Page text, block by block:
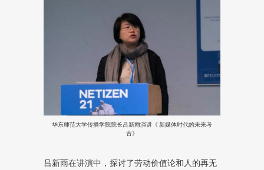
华东师范大学传播学院院长吕新雨演讲《 新媒体时代的未来考
古》
吕新雨在讲演中，探讨了劳动价值论和人的再无